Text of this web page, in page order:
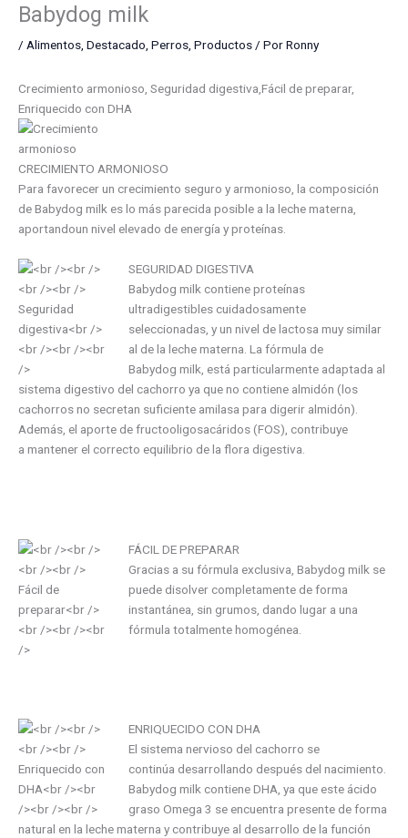
Babydog milk
/ Alimentos Destacado Perros Productos / PorRonny
Crecimiento armonioso, Seguridad digestiva,Fácil de preparar,
Enriquecido con DHA
CRECIMIENTO ARMONIOSO
Para favorecer un crecimiento seguro y armonioso, la composición
de Babydog milk es lo más parecida posible a la leche materna,
aportandoun nivel elevado de energía y proteínas.
SEGURIDAD DIGESTIVA
Babydog milk contiene proteínas
ultradigestibles cuidadosamente
seleccionadas, y un nivel de lactosa muy similar
al de la leche materna. La fórmula de
Babydog milk, está particularmente adaptada al
sistema digestivo del cachorro ya que no contiene almidón (los
cachorros no secretan suficiente amilasa para digerir almidón).
Además, el aporte de fructooligosacáridos (FOS), contribuye
a mantener el correcto equilibrio de la flora digestiva.
FÁCIL DE PREPARAR
Gracias a su fórmula exclusiva, Babydog milk se
puede disolver completamente de forma
instantánea, sin grumos, dando lugar a una
fórmula totalmente homogénea.
ENRIQUECIDO CON DHA
El sistema nervioso del cachorro se
continúa desarrollando después del nacimiento.
Babydog milk contiene DHA, ya que este ácido
graso Omega 3 se encuentra presente de forma
natural en la leche materna y contribuye al desarrollo de la función